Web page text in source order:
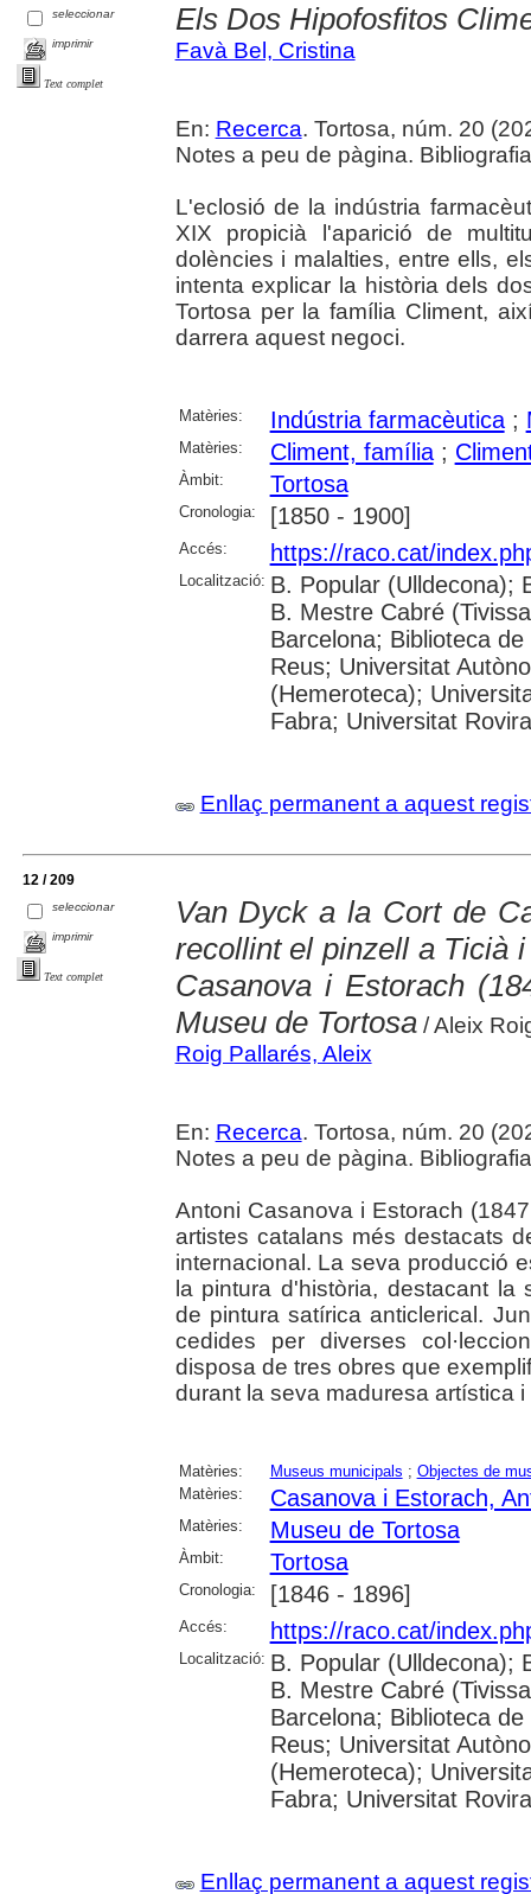
seleccionar
imprimir
Text complet
Els Dos Hipofosfitos
Favà Bel, Cristina
En: Recerca. Tortosa, núm. 20
Notes a peu de pàgina.
L'eclosió de la indústria
XIX propicià l'aparició de
dolències i malalties, entre ells,
intenta explicar la història dels
Tortosa per la família Climent,
darrera aquest negoci.
Matèries: Indústria farmacèutica;
Matèries: Climent, família;
Àmbit: Tortosa
Cronologia: [1850 - 1900]
Accés: https://raco.cat/
Localització: B. Popular (Ulldecona);
B. Mestre Cabré
Barcelona; Biblioteca
Reus; Universitat
(Hemeroteca);
Fabra; Universitat
Enllaç permanent a aquest
12 / 209
seleccionar
imprimir
Text complet
Van Dyck a la Cort de
recollint el pinzell a Ticià
Casanova i Estorach
Museu de Tortosa/ Aleix
Roig Pallarés, Aleix
En: Recerca. Tortosa, núm. 20
Notes a peu de pàgina.
Antoni Casanova i Estorach
artistes catalans més destacats
internacional. La seva producció
la pintura d'història, destacant
de pintura satírica anticlerical.
cedides per diverses
disposa de tres obres que
durant la seva maduresa artística
Matèries: Museus municipals ; Objectes de
Matèries:
Casanova i Estorach,
Matèries: Museu de Tortosa
Àmbit: Tortosa
Cronologia: [1846 - 1896]
Accés: https://raco.cat/
Localització: B. Popular (Ulldecona);
B. Mestre Cabré
Barcelona; Biblioteca
Reus; Universitat
(Hemeroteca);
Fabra; Universitat
Enllaç permanent a aquest